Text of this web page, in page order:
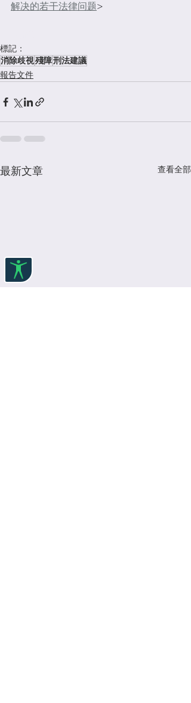
解决的若干法律问题>
標記：
消除歧視殘障刑法建議
報告文件
最新文章 查看全部